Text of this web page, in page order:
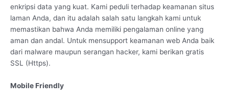
enkripsi data yang kuat. Kami peduli terhadap keamanan situs
laman Anda, dan itu adalah salah satu langkah kami untuk
memastikan bahwa Anda memiliki pengalaman online yang
aman dan andal. Untuk mensupport keamanan web Anda baik
dari malware maupun serangan hacker, kami berikan gratis
SSL (Https).
Mobile Friendly